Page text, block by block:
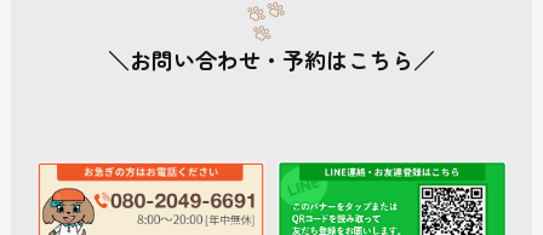
＼お問い合わせ・予約はこちら／